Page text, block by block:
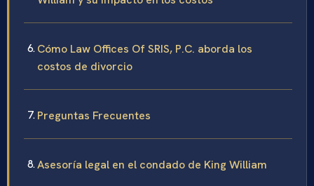
Cómo Law Offices Of SRIS, P.C. aborda los
costos de divorcio
Preguntas Frecuentes
Asesoría legal en el condado de King William